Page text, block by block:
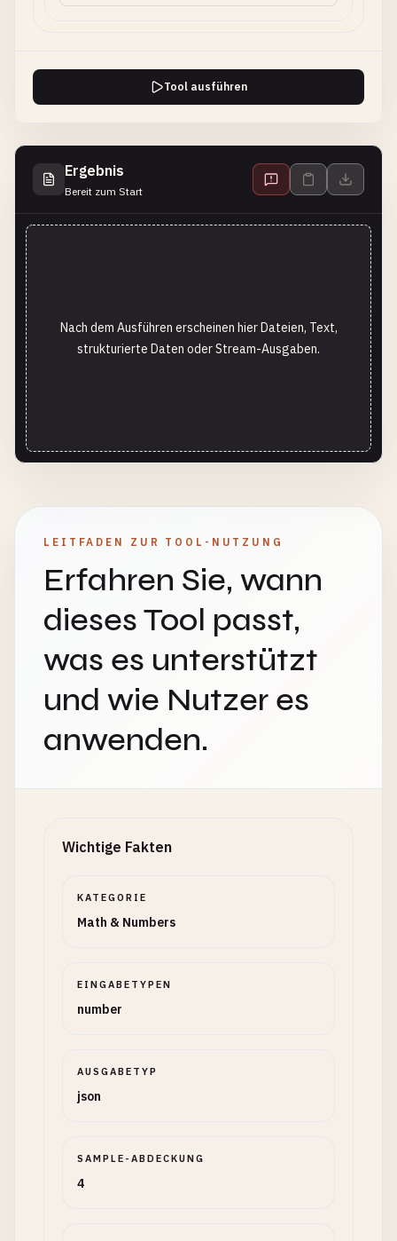
Tool ausführen
Ergebnis
Bereit zum Start
Nach dem Ausführen erscheinen hier Dateien, Text,
strukturierte Daten oder Stream-Ausgaben.
LEITFADEN ZUR TOOL-NUTZUNG
Erfahren Sie, wann
dieses Tool passt,
was es unterstützt
und wie Nutzer es
anwenden.
Wichtige Fakten
KATEGORIE
Math & Numbers
EINGABETYPEN
number
AUSGABETYP
json
SAMPLE-ABDECKUNG
4